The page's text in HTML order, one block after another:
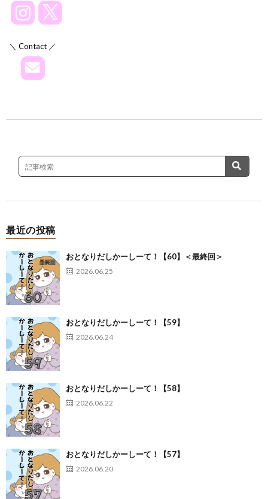
＼ Contact ／
最近の投稿
おとなりだしかーしーて！【60】＜最終回＞
2026.06.25
おとなりだしかーしーて！【59】
2026.06.24
おとなりだしかーしーて！【58】
2026.06.22
おとなりだしかーしーて！【57】
2026.06.20